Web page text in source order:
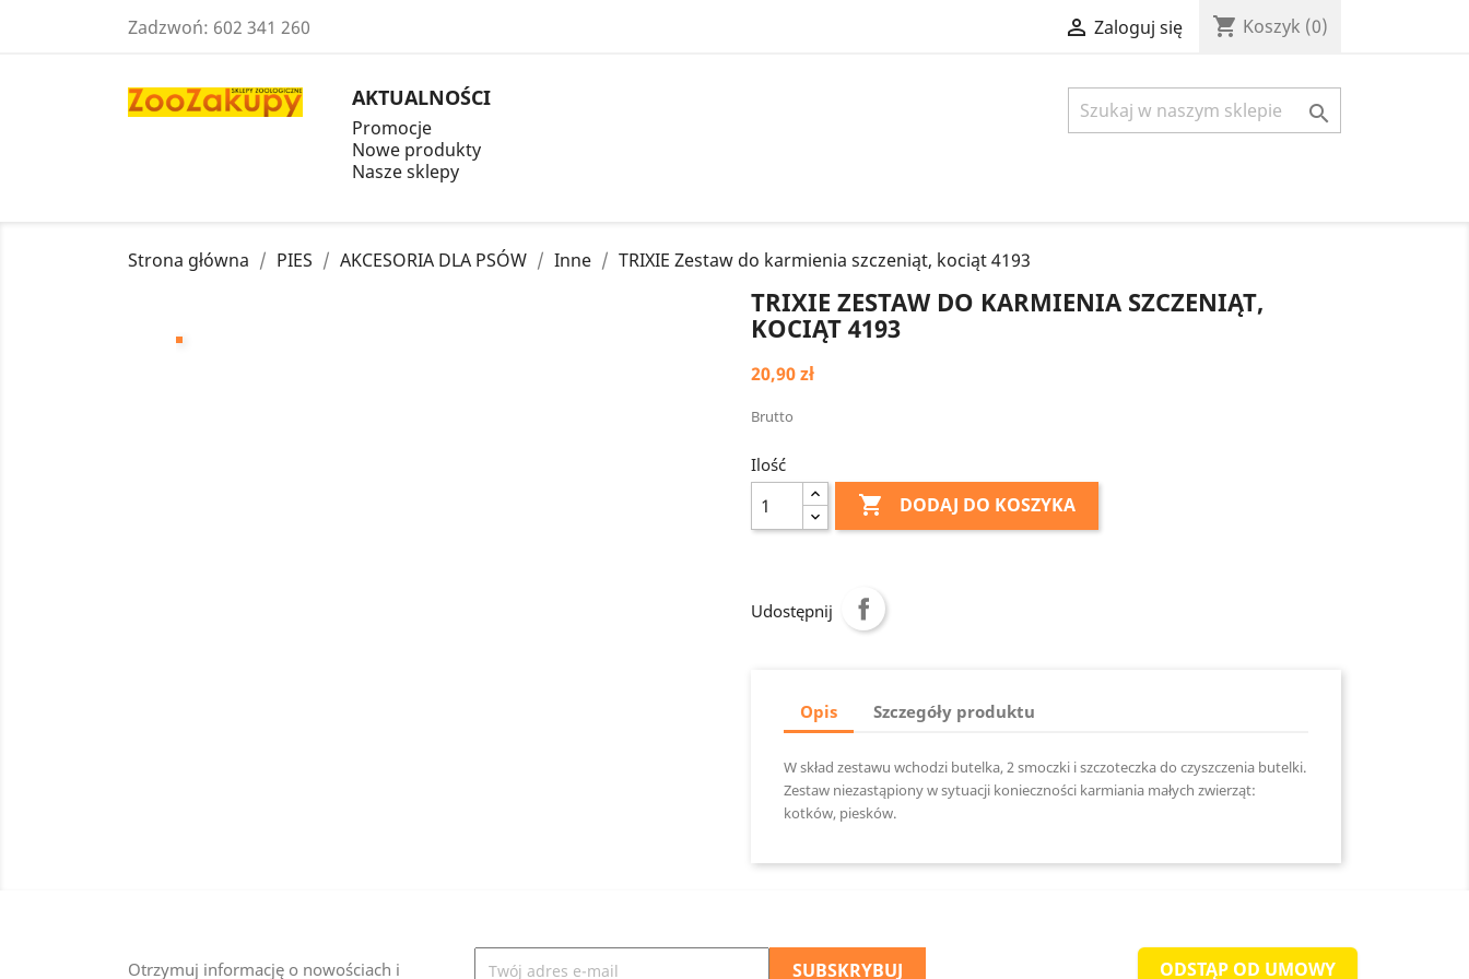
Zadzwoń: 602 341 260  Zaloguj się shopping_cart Koszyk (0)
AKTUALNOŚCI
Promocje
Nowe produkty
Nasze sklepy

Strona główna PIES AKCESORIA DLA PSÓW Inne TRIXIE Zestaw do karmienia szczeniąt, kociąt 4193
TRIXIE ZESTAW DO KARMIENIA SZCZENIĄT,
KOCIĄT 4193
20,90 zł
Brutto
Ilość
 DODAJ DO KOSZYKA
Udostępnij
Opis Szczegóły produktu
W skład zestawu wchodzi butelka, 2 smoczki i szczoteczka do czyszczenia butelki.
Zestaw niezastąpiony w sytuacji konieczności karmiania małych zwierząt:
kotków, piesków.
Otrzymuj informację o nowościach i ODSTĄP OD UMOWY